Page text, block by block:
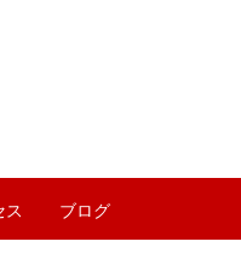
ス ブログ